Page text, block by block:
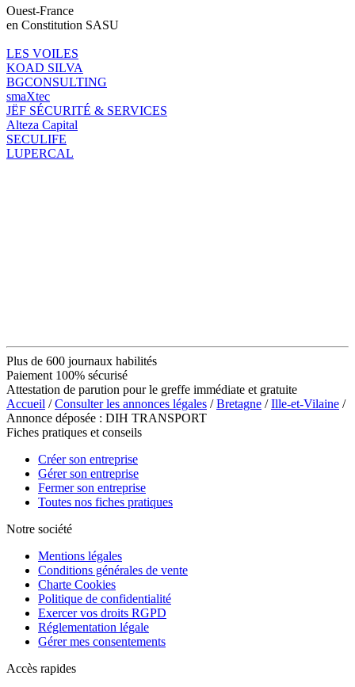
Ouest-France
en Constitution SASU
LES VOILES
KOAD SILVA
BGCONSULTING
smaXtec
JËF SÉCURITÉ & SERVICES
Alteza Capital
SECULIFE
LUPERCAL
Plus de 600 journaux habilités
Paiement 100% sécurisé
Attestation de parution pour le greffe immédiate et gratuite
Accueil /Consulter les annonces légales /Bretagne /Ille-et-Vilaine /
Annonce déposée : DIH TRANSPORT
Fiches pratiques et conseils
Créer son entreprise
Gérer son entreprise
Fermer son entreprise
Toutes nos fiches pratiques
Notre société
Mentions légales
Conditions générales de vente
Charte Cookies
Politique de confidentialité
Exercer vos droits RGPD
Réglementation légale
Gérer mes consentements
Accès rapides